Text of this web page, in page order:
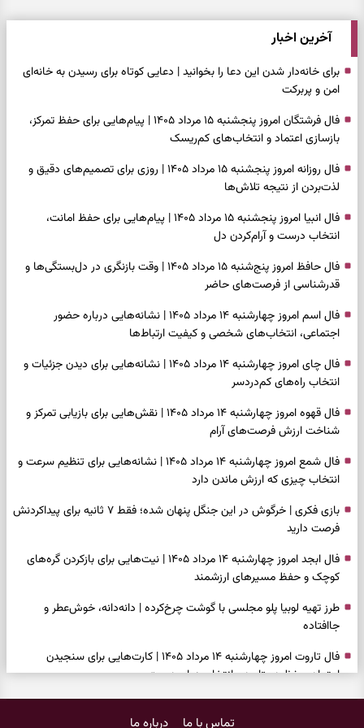
آخرین اخبار
برای خانه‌دار شدن این دعا را بخوانید | دعایی کوتاه برای رسیدن به خانه‌ای
امن و پربرکت
فال فرشتگان امروز پنجشنبه ۱۵ مرداد ۱۴۰۵ | پیام‌هایی برای حفظ تمرکز،
بازسازی اعتماد و انتخاب‌های کم‌ریسک
فال روزانه امروز پنجشنبه ۱۵ مرداد ۱۴۰۵ | روزی برای تصمیم‌های دقیق و
لذت‌بردن از نتیجه تلاش‌ها
فال انبیا امروز پنجشنبه ۱۵ مرداد ۱۴۰۵ | پیام‌هایی برای حفظ امانت،
انتخاب درست و آرام‌کردن دل
فال حافظ امروز پنج‌شنبه ۱۵ مرداد ۱۴۰۵ | وقت بازنگری در دل‌بستگی‌ها و
قدرشناسی از فرصت‌های حاضر
فال اسم امروز چهارشنبه ۱۴ مرداد ۱۴۰۵ | نشانه‌هایی درباره حضور
اجتماعی، انتخاب‌های شخصی و کیفیت ارتباط‌ها
فال چای امروز چهارشنبه ۱۴ مرداد ۱۴۰۵ | نشانه‌هایی برای دیدن جزئیات و
انتخاب راه‌های کم‌دردسر
فال قهوه امروز چهارشنبه ۱۴ مرداد ۱۴۰۵ | نقش‌هایی برای بازیابی تمرکز و
شناخت ارزش فرصت‌های آرام
فال شمع امروز چهارشنبه ۱۴ مرداد ۱۴۰۵ | نشانه‌هایی برای تنظیم سرعت و
انتخاب چیزی که ارزش ماندن دارد
بازی فکری | خرگوش در این جنگل پنهان شده؛ فقط ۷ ثانیه برای پیداکردنش
فرصت دارید
فال ابجد امروز چهارشنبه ۱۴ مرداد ۱۴۰۵ | نیت‌هایی برای بازکردن گره‌های
کوچک و حفظ مسیرهای ارزشمند
طرز تهیه لوبیا پلو مجلسی با گوشت چرخ‌کرده | دانه‌دانه، خوش‌عطر و
جاافتاده
فال تاروت امروز چهارشنبه ۱۴ مرداد ۱۴۰۵ | کارت‌هایی برای سنجیدن
اعتماد، حفظ دستاورد و انتخاب زمان درست
هوش غالب شما را نشان می‌دهد
تماس با ما درباره ما